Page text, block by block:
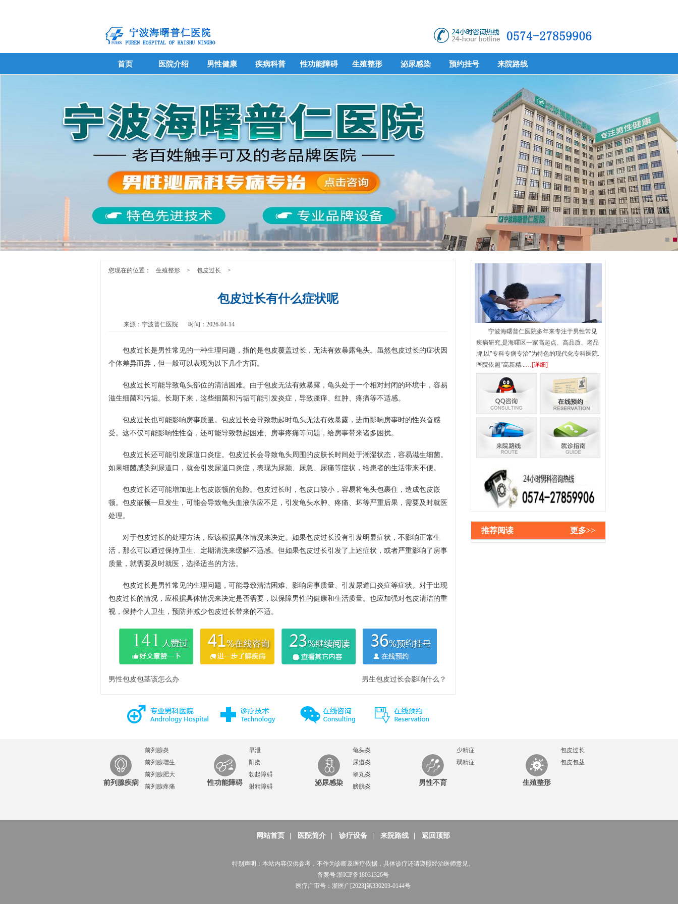
首页 医院介绍 男性健康 疾病科普 性功能障碍 生殖整形 泌尿感染 预约挂号 来院路线
来院路线
您现在的位置： 生殖整形 > 包皮过长 >
包皮过长有什么症状呢
来源：宁波普仁医院 时间：2026-04-14
包皮过长是男性常见的一种生理问题，指的是包皮覆盖过长，无法有效暴露龟头。虽然包皮过长的症状因
个体差异而异，但一般可以表现为以下几个方面。
包皮过长可能导致龟头部位的清洁困难。由于包皮无法有效暴露，龟头处于一个相对封闭的环境中，容易
滋生细菌和污垢。长期下来，这些细菌和污垢可能引发炎症，导致瘙痒、红肿、疼痛等不适感。
包皮过长也可能影响房事质量。包皮过长会导致勃起时龟头无法有效暴露，进而影响房事时的性兴奋感
受。这不仅可能影响性性奋，还可能导致勃起困难、房事疼痛等问题，给房事带来诸多困扰。
包皮过长还可能引发尿道口炎症。包皮过长会导致龟头周围的皮肤长时间处于潮湿状态，容易滋生细菌。
如果细菌感染到尿道口，就会引发尿道口炎症，表现为尿频、尿急、尿痛等症状，给患者的生活带来不便。
包皮过长还可能增加患上包皮嵌顿的危险。包皮过长时，包皮口较小，容易将龟头包裹住，造成包皮嵌
顿。包皮嵌顿一旦发生，可能会导致龟头血液供应不足，引发龟头水肿、疼痛、坏等严重后果，需要及时就医
处理。
对于包皮过长的处理方法，应该根据具体情况来决定。如果包皮过长没有引发明显症状，不影响正常生
活，那么可以通过保持卫生、定期清洗来缓解不适感。但如果包皮过长引发了上述症状，或者严重影响了房事
质量，就需要及时就医，选择适当的方法。
包皮过长是男性常见的生理问题，可能导致清洁困难、影响房事质量、引发尿道口炎症等症状。对于出现
包皮过长的情况，应根据具体情况来决定是否需要，以保障男性的健康和生活质量。也应加强对包皮清洁的重
视，保持个人卫生，预防并减少包皮过长带来的不适。
男性包皮包茎该怎么办 男生包皮过长会影响什么？
宁波海曙普仁医院多年来专注于男性常见
疾病研究,是海曙区一家高起点、高品质、老品
牌,以"专科专病专治"为特色的现代化专科医院.
医院依照"高新精...…[详细]
推荐阅读 更多>>
前列腺疾病
前列腺炎
前列腺增生
前列腺肥大
前列腺疼痛
性功能障碍
早泄
阳痿
勃起障碍
射精障碍
泌尿感染
龟头炎
尿道炎
睾丸炎
膀胱炎
男性不育
少精症
弱精症
生殖整形
包皮过长
包皮包茎
网站首页 医院简介 诊疗设备 来院路线 返回顶部
特别声明：本站内容仅供参考，不作为诊断及医疗依据，具体诊疗还请遵照经治医师意见。
备案号:浙ICP备18031326号
医疗广审号：浙医广[2023]第330203-0144号